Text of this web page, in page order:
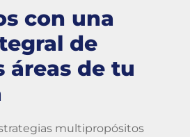
con una
de
áreas de tu
multipropósitos